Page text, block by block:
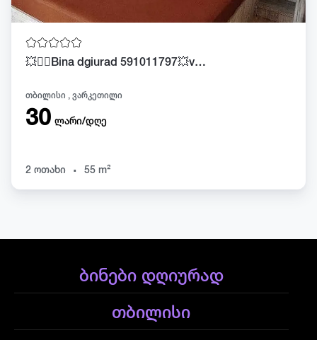
💥❤️‍🔥Bina dgiurad 591011797💥varketilshi 💥
თბილისი , ვარკეთილი
30 ლარი/დღე
2 ოთახი . 55 m²
ბინები დღიურად
თბილისი